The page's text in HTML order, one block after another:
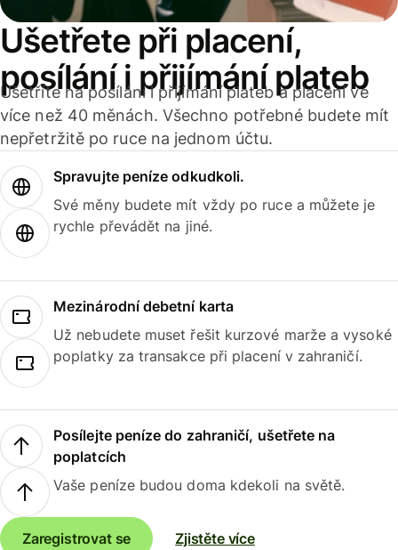
Ušetřete při placení,
posílání i přijímání plateb
Ušetříte na posílání i přijímání plateb a placení ve
více než 40 měnách. Všechno potřebné budete mít
nepřetržitě po ruce na jednom účtu.
Spravujte peníze odkudkoli.
Své měny budete mít vždy po ruce a můžete je
rychle převádět na jiné.
Mezinárodní debetní karta
Už nebudete muset řešit kurzové marže a vysoké
poplatky za transakce při placení v zahraničí.
Posílejte peníze do zahraničí, ušetřete na
poplatcích
Vaše peníze budou doma kdekoli na světě.
Zaregistrovat se Zjistěte více